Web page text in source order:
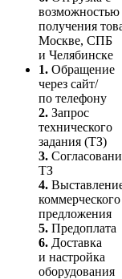
возможностью
получения
Москве, СПБ
и Челябинске
1. Обращение
через сайт/
по телефону
2. Запрос
технического
задания (ТЗ)
3.
ТЗ
4.
коммерческого
предложения
5. Предоплата
6. Доставка
и настройка
оборудования